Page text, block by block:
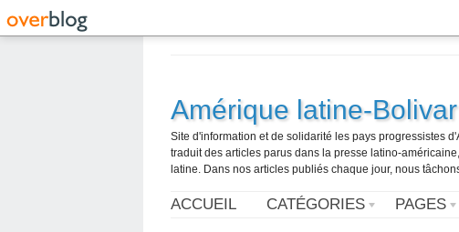
Amérique latine-
Site d'information et de solidarité les pays progressistes
traduit des articles parus dans la presse latino-
latine. Dans nos articles publiés chaque jour, nous
ACCUEIL CATÉGORIES PAGES